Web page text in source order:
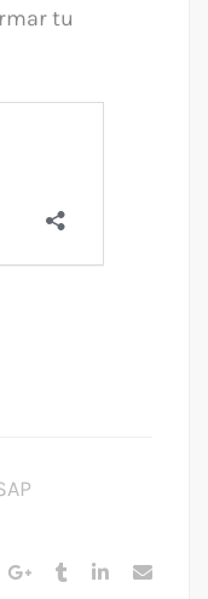
tu